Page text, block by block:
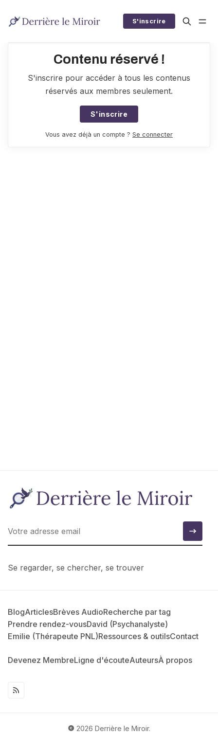
S'inscrire
Contenu réservé !
S'inscrire pour accéder à tous les contenus
réservés aux membres seulement.
S'inscrire
Vous avez déjà un compte ? Se connecter
Se regarder, se chercher, se trouver
BlogArticlesBrèves AudioRecherche par tag
Prendre rendez-vousDavid (Psychanalyste)
Emilie (Thérapeute PNL)Ressources & outilsContact
Devenez MembreLigne d'écouteAuteursÀ propos
2026 Derrière le Miroir.